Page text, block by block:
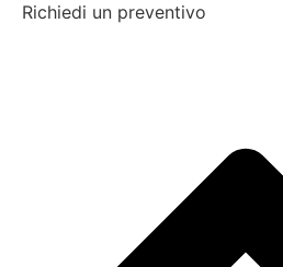
Richiedi un preventivo